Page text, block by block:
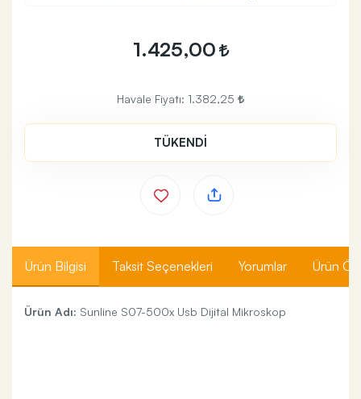
1.425,00
Havale Fiyatı: 1.382,25
TÜKENDİ
Ürün Bilgisi Taksit Seçenekleri Yorumlar Ürün
Ürün Adı: Sunline S07-500x Usb Dijital Mikroskop